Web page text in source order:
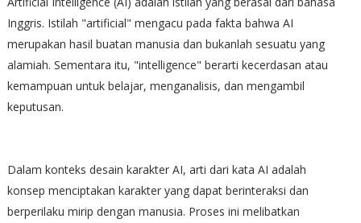
Inggris. Istilah "artificial" mengacu pada fakta bahwa AI
merupakan hasil buatan manusia dan bukanlah sesuatu yang
alamiah. Sementara itu, "intelligence" berarti kecerdasan atau
kemampuan untuk belajar, menganalisis, dan mengambil
keputusan.
Dalam konteks desain karakter AI, arti dari kata AI adalah
konsep menciptakan karakter yang dapat berinteraksi dan
berperilaku mirip dengan manusia. Proses ini melibatkan